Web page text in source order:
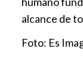
alcance de
Foto: Es